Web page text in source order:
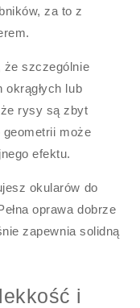
za to z
że szczególnie
lub
rysy są zbyt
geometrii może
efektu.
okularów do
oprawa dobrze
zapewnia solidną
i